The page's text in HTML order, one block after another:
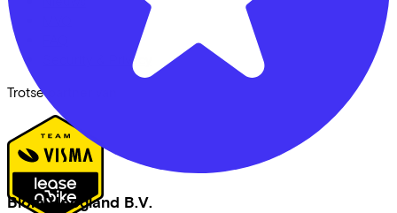
Blom Hoogland B.V.
Security & Privacy
Trotse partner van